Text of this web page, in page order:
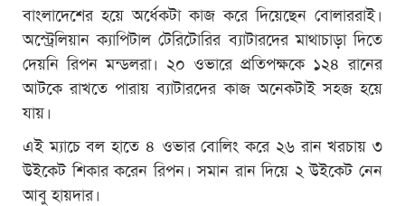
বাংলাদেশের হয়ে অর্ধেকটা কাজ করে দিয়েছেন বোলাররাই।
অস্ট্রেলিয়ান ক্যাপিটাল টেরিটোরির ব্যাটারদের মাথাচাড়া দিতে
দেয়নি রিপন মন্ডলরা। ২০ ওভারে প্রতিপক্ষকে ১২৪ রানের
আটকে রাখতে পারায় ব্যাটারদের কাজ অনেকটাই সহজ হয়ে
যায়।
এই ম্যাচে বল হাতে ৪ ওভার বোলিং করে ২৬ রান খরচায় ৩
উইকেট শিকার করেন রিপন। সমান রান দিয়ে ২ উইকেট নেন
আবু হায়দার।